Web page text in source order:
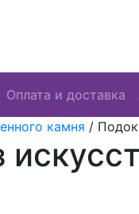
Оплата и доставка
камня /